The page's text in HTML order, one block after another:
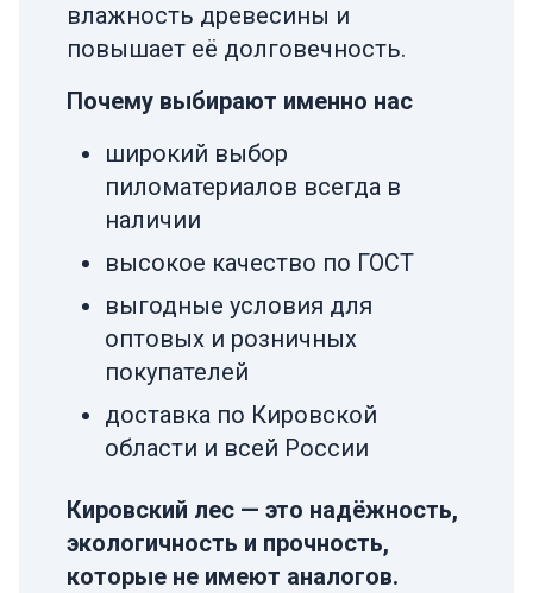
влажность древесины и
повышает её долговечность.
Почему выбирают именно нас
широкий выбор
пиломатериалов всегда в
наличии
высокое качество по ГОСТ
выгодные условия для
оптовых и розничных
покупателей
доставка по Кировской
области и всей России
Кировский лес — это надёжность,
экологичность и прочность,
которые не имеют аналогов.